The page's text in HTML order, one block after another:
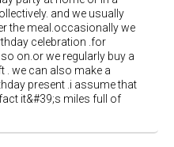
and we usually
the meal.occasionally we
celebration .for
on.or we regularly buy a
. we can also make a
present .i assume that
it&#39;s miles full of